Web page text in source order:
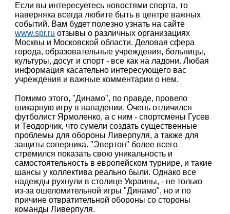
Если вы интересуетесь новостями спорта, то
наверняка всегда любите быть в центре важных
событий. Вам будет полезно узнать на сайте
www.spr.ru отзывы о различных организациях
Москвы и Московской области. Деловая сфера
города, образовательные учреждения, больницы,
культуры, досуг и спорт - все как на ладони. Любая
информация касательно интересующего вас
учреждения и важные комментарии о нем.
Помимо этого, "Динамо", по правде, провело
шикарную игру в нападении. Очень отличился
футболист Ярмоленко, а с ним - спортсмены Гусев
и Теодорчик, что сумели создать существенные
проблемы для обороны Ливерпуля, а также для
защиты соперника. "Эвертон" более всего
стремился показать свою уникальность и
самостоятельность в европейском турнире, и такие
шансы у коллектива реально были. Однако все
надежды рухнули в столице Украины, - не только
из-за ошеломительной игры "Динамо", но и по
причине отвратительной обороны со стороны
команды Ливерпуля.